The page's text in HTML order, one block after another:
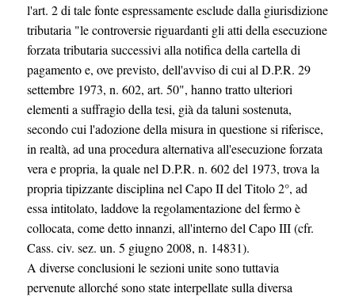
l'art. 2 di tale fonte espressamente esclude dalla giurisdizione
tributaria "le controversie riguardanti gli atti della esecuzione
forzata tributaria successivi alla notifica della cartella di
pagamento e, ove previsto, dell'avviso di cui al D.P.R. 29
settembre 1973, n. 602, art. 50", hanno tratto ulteriori
elementi a suffragio della tesi, già da taluni sostenuta,
secondo cui l'adozione della misura in questione si riferisce,
in realtà, ad una procedura alternativa all'esecuzione forzata
vera e propria, la quale nel D.P.R. n. 602 del 1973, trova la
propria tipizzante disciplina nel Capo II del Titolo 2°, ad
essa intitolato, laddove la regolamentazione del fermo è
collocata, come detto innanzi, all'interno del Capo III (cfr.
Cass. civ. sez. un. 5 giugno 2008, n. 14831).
A diverse conclusioni le sezioni unite sono tuttavia
pervenute allorché sono state interpellate sulla diversa